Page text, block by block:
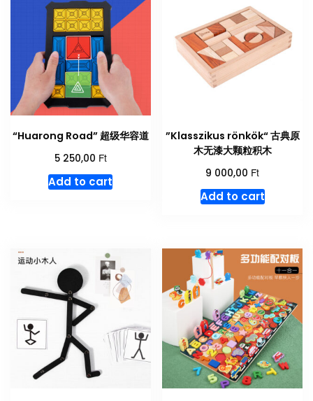
“Huarong Road” 超级华容道
5 250,00 Ft
Add to cart
”Klasszikus rönkök“ 古典原
木无漆大颗粒积木
9 000,00 Ft
Add to cart